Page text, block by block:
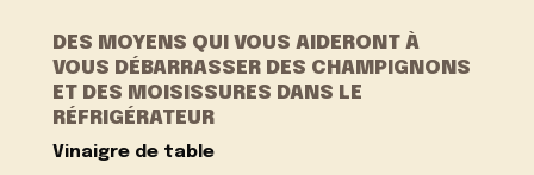
DES MOYENS QUI VOUS AIDERONT À
VOUS DÉBARRASSER DES CHAMPIGNONS
ET DES MOISISSURES DANS LE
RÉFRIGÉRATEUR
Vinaigre de table